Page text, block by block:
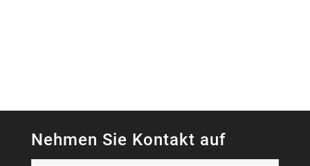
Nehmen Sie Kontakt auf